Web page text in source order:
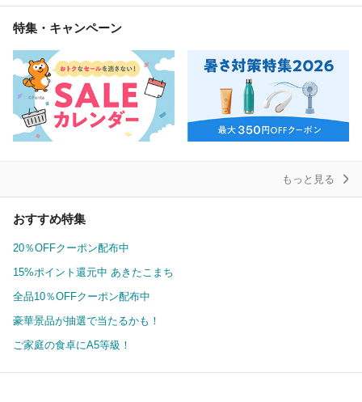
特集・キャンペーン
もっと見る
おすすめ特集
20％OFFクーポン配布中
15%ポイント還元中 あきたこまち
全品10％OFFクーポン配布中
豪華景品が抽選で当たるかも！
ご家庭の食卓にA5等級！